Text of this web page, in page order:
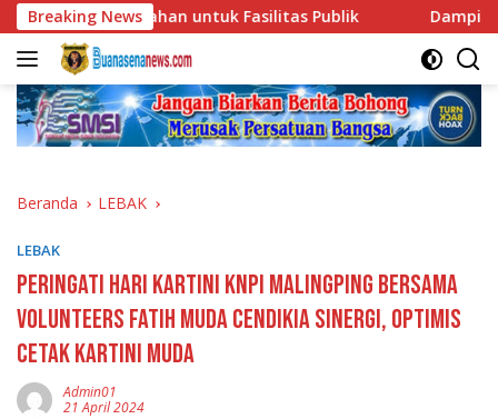
Langsung
ke
konten
Breaking News
Lahan untuk Fasilitas Publik Dampingi Wawako
Beranda LEBAK
LEBAK
Peringati Hari Kartini KNPI Malingping Bersama
Volunteers Fatih Muda Cendikia Sinergi, Optimis
Cetak Kartini Muda
Admin01
21 April 2024